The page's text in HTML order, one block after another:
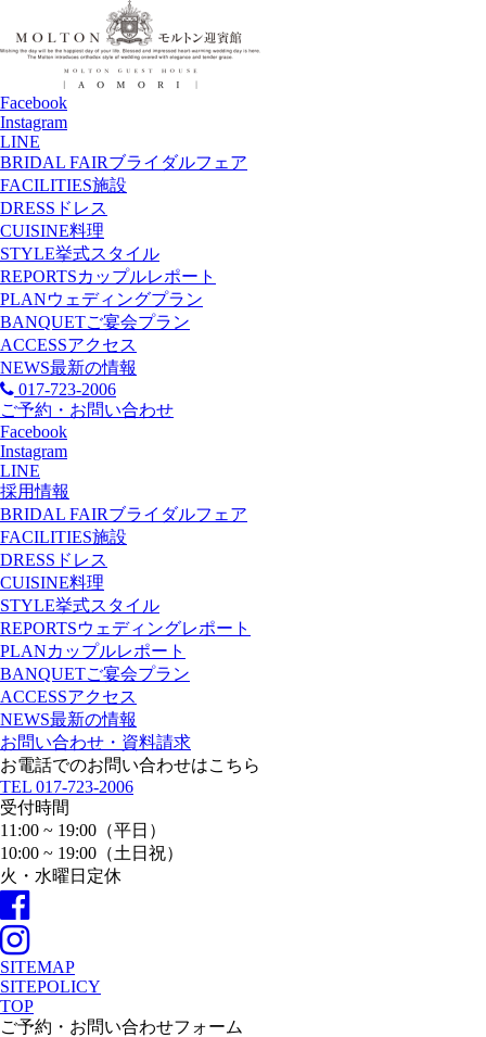
Facebook
Instagram
LINE
BRIDAL FAIRブライダルフェア
FACILITIES施設
DRESS ドレス
CUISINE料理
STYLE挙式スタイル
REPORTSカップルレポート
PLANウェディングプラン
BANQUETご宴会プラン
ACCESSアクセス
NEWS最新の情報
017-723-2006
ご予約・お問い合わせ
Facebook
Instagram
LINE
採用情報
BRIDAL FAIRブライダルフェア
FACILITIES施設
DRESS ドレス
CUISINE料理
STYLE挙式スタイル
REPORTSウェディングレポート
PLANカップルレポート
BANQUETご宴会プラン
ACCESSアクセス
NEWS最新の情報
お問い合わせ・資料請求
お電話でのお問い合わせはこちら
TEL 017-723-2006
受付時間
11:00 ~ 19:00（平日）
10:00 ~ 19:00（土日祝）
火・水曜日定休
SITEMAP
SITEPOLICY
TOP
ご予約・お問い合わせフォーム